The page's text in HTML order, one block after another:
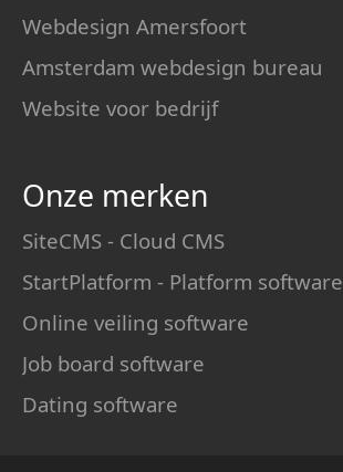
Webdesign Amersfoort
Amsterdam webdesign bureau
Website voor bedrijf
Onze merken
SiteCMS - Cloud CMS
StartPlatform - Platform software
Online veiling software
Job board software
Dating software